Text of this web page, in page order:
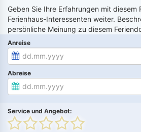
Geben Sie Ihre Erfahrungen mit diesem
Ferienhaus-Interessenten weiter.
persönliche Meinung zu diesem
Anreise
Abreise
Service und Angebot: